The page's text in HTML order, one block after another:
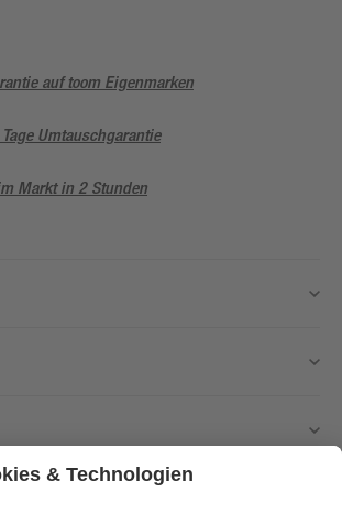
auf toom Eigenmarken
Umtauschgarantie
Markt in 2 Stunden